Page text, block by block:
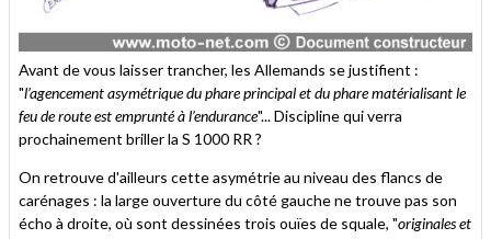
Avant de vous laisser trancher, les Allemands se justifient :
"l’agencement asymétrique du phare principal et du phare matérialisant le
feu de route est emprunté à l’endurance"... Discipline qui verra
prochainement briller la S 1000 RR ?
On retrouve d'ailleurs cette asymétrie au niveau des flancs de
carénages : la large ouverture du côté gauche ne trouve pas son
écho à droite, où sont dessinées trois ouïes de squale, "originales et